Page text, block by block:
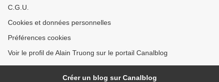
C.G.U.
Cookies et données personnelles
Préférences cookies
Voir le profil de Alain Truong sur le portail Canalblog
Créer un blog sur Canalblog